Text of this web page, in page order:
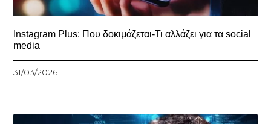
Instagram Plus: Που δοκιμάζεται-Τι αλλάζει για τα social
media
31/03/2026